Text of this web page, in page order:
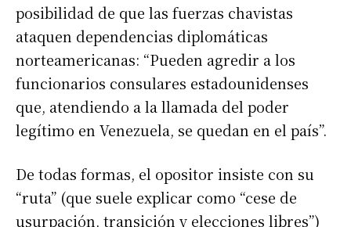
posibilidad de que las fuerzas chavistas
ataquen dependencias diplomáticas
norteamericanas: “Pueden agredir a los
funcionarios consulares estadounidenses
que, atendiendo a la llamada del poder
legítimo en Venezuela, se quedan en el país”.
De todas formas, el opositor insiste con su
“ruta” (que suele explicar como “cese de
usurpación, transición y elecciones libres”)